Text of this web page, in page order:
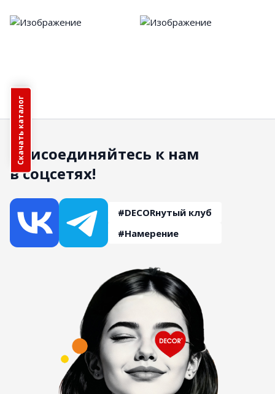
Присоединяйтесь к нам
в соцсетях!
#DECORнутый клуб
#Намерение
Скачать каталог